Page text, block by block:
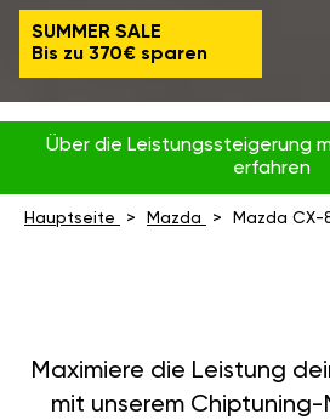
SUMMER SALE
Bis zu 370€ sparen
Über die Leistungssteigerung
erfahren
Hauptseite Mazda Mazda CX-
Maximiere die Leistung
mit unserem Chiptuning-